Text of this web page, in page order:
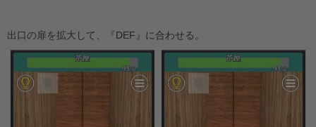
出口の扉を拡大して、『DEF』に合わせる。